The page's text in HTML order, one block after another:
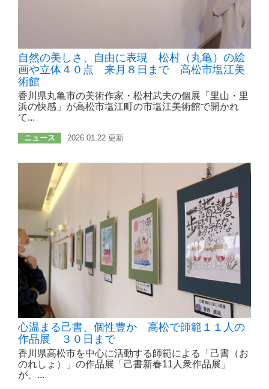
自然の美しさ、自由に表現 松村（丸亀）の絵
画や立体４０点 来月８日まで 高松市塩江美
術館
香川県丸亀市の美術作家・松村武夫の個展「里山・里
浜の快感」が高松市塩江町の市塩江美術館で開かれ
て...
ニュース 2026.01.22 更新
心温まる己書、個性豊か 高松で師範１１人の
作品展 ３０日まで
香川県高松市を中心に活動する師範による「己書（お
のれしょ）」の作品展「己書新春11人衆作品展」
が、...